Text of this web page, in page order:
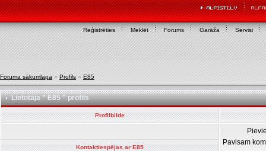
Reģistrēties Meklēt Forums Garāža Servisi
Foruma sākumlapa » Profils » E85
Lietotāja " E85 " profils
Profilbilde
Pavisam
Kontaktiespējas ar E85